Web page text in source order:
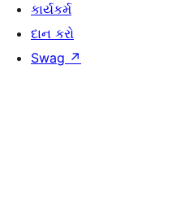
કાર્યકર્મ
દાન કરો
Swag ↗